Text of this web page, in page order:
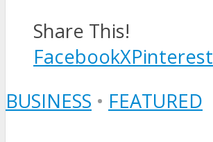
Share This!
FacebookXPinterest
BUSINESS • FEATURED